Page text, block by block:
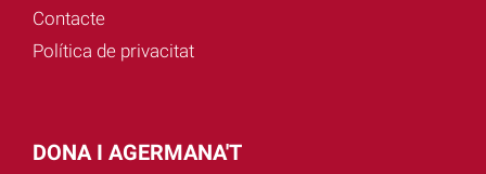
Contacte
Política de privacitat
DONA I AGERMANA'T